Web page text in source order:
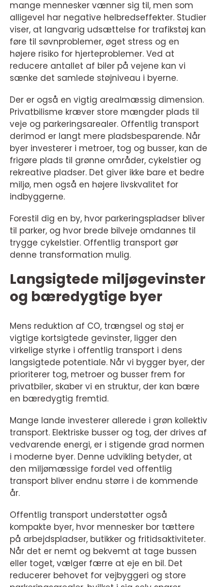
mange mennesker vænner sig til, men som
alligevel har negative helbredseffekter. Studier
viser, at langvarig udsættelse for trafikstøj kan
føre til søvnproblemer, øget stress og en
højere risiko for hjerteproblemer. Ved at
reducere antallet af biler på vejene kan vi
sænke det samlede støjniveau i byerne.
Der er også en vigtig arealmæssig dimension.
Privatbilisme kræver store mængder plads til
veje og parkeringsarealer. Offentlig transport
derimod er langt mere pladsbesparende. Når
byer investerer i metroer, tog og busser, kan de
frigøre plads til grønne områder, cykelstier og
rekreative pladser. Det giver ikke bare et bedre
miljø, men også en højere livskvalitet for
indbyggerne.
Forestil dig en by, hvor parkeringspladser bliver
til parker, og hvor brede bilveje omdannes til
trygge cykelstier. Offentlig transport gør
denne transformation mulig.
Langsigtede miljøgevinster
og bæredygtige byer
Mens reduktion af CO, trængsel og støj er
vigtige kortsigtede gevinster, ligger den
virkelige styrke i offentlig transport i dens
langsigtede potentiale. Når vi bygger byer, der
prioriterer tog, metroer og busser frem for
privatbiler, skaber vi en struktur, der kan bære
en bæredygtig fremtid.
Mange lande investerer allerede i grøn kollektiv
transport. Elektriske busser og tog, der drives af
vedvarende energi, er i stigende grad normen
i moderne byer. Denne udvikling betyder, at
den miljømæssige fordel ved offentlig
transport bliver endnu større i de kommende
år.
Offentlig transport understøtter også
kompakte byer, hvor mennesker bor tættere
på arbejdspladser, butikker og fritidsaktiviteter.
Når det er nemt og bekvemt at tage bussen
eller toget, vælger færre at eje en bil. Det
reducerer behovet for vejbyggeri og store